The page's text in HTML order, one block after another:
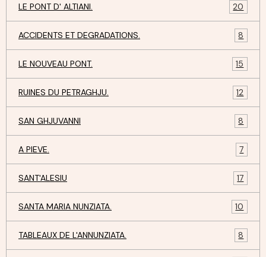
LE PONT D' ALTIANI. 20
ACCIDENTS ET DEGRADATIONS. 8
LE NOUVEAU PONT. 15
RUINES DU PETRAGHJU. 12
SAN GHJUVANNI 8
A PIEVE. 7
SANT'ALESIU 17
SANTA MARIA NUNZIATA. 10
TABLEAUX DE L'ANNUNZIATA. 8